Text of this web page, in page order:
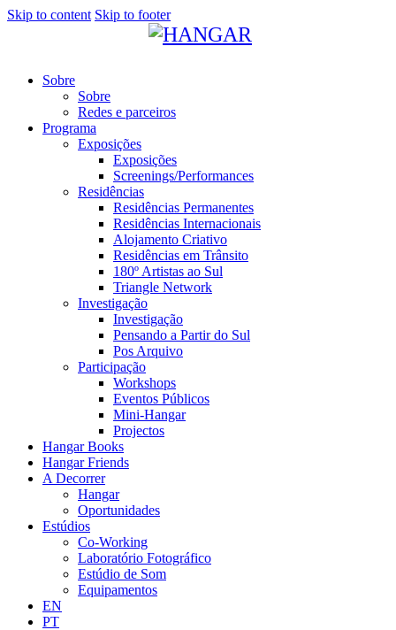
Skip to content Skip to footer
Sobre
Sobre
Redes e parceiros
Programa
Exposições
Exposições
Screenings/Performances
Residências
Residências Permanentes
Residências Internacionais
Alojamento Criativo
Residências em Trânsito
180º Artistas ao Sul
Triangle Network
Investigação
Investigação
Pensando a Partir do Sul
Pos Arquivo
Participação
Workshops
Eventos Públicos
Mini-Hangar
Projectos
Hangar Books
Hangar Friends
A Decorrer
Hangar
Oportunidades
Estúdios
Co-Working
Laboratório Fotográfico
Estúdio de Som
Equipamentos
EN
PT